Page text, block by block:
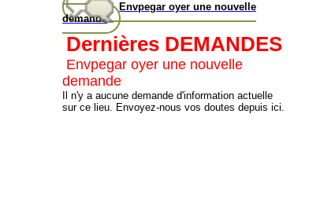
Envpegar oyer une nouvelle
demande
Dernières DEMANDES
Envpegar oyer une nouvelle
demande
Il n'y a aucune demande d'information actuelle
sur ce lieu. Envoyez-nous vos doutes depuis ici.